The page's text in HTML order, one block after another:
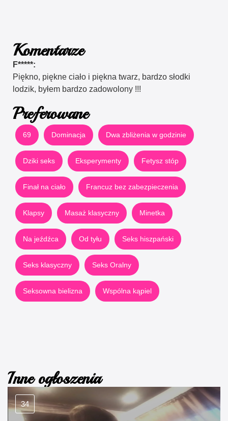
Komentarze
F*****:
Piękno, piękne ciało i piękna twarz, bardzo słodki
lodzik, byłem bardzo zadowolony !!!
Preferowane
69 Dominacja Dwa zbliżenia w godzinie
Dziki seks Eksperymenty Fetysz stóp
Finał na ciało Francuz bez zabezpieczenia
Klapsy Masaż klasyczny Minetka
Na jeźdźca Od tyłu Seks hiszpański
Seks klasyczny Seks Oralny
Seksowna bielizna Wspólna kąpiel
Inne ogłoszenia
34